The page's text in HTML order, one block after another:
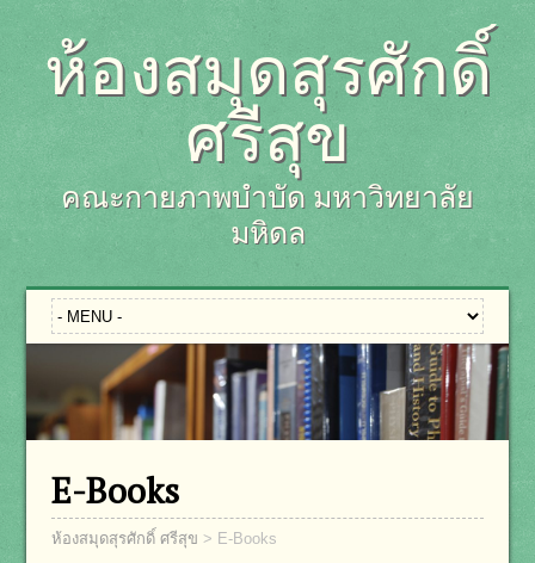
ห้องสมุดสุรศักดิ์
ศรีสุข
คณะกายภาพบำบัด มหาวิทยาลัย
มหิดล
E-Books
ห้องสมุดสุรศักดิ์ ศรีสุข > E-Books